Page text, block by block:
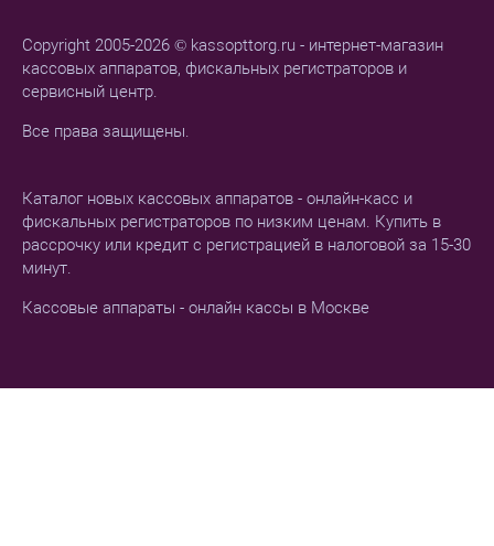
Copyright 2005-2026 © kassopttorg.ru - интернет-магазин
кассовых аппаратов, фискальных регистраторов и
сервисный центр.
Все права защищены.
Каталог новых кассовых аппаратов - онлайн-касс и
фискальных регистраторов по низким ценам. Купить в
рассрочку или кредит с регистрацией в налоговой за 15-30
минут.
Кассовые аппараты - онлайн кассы в Москве